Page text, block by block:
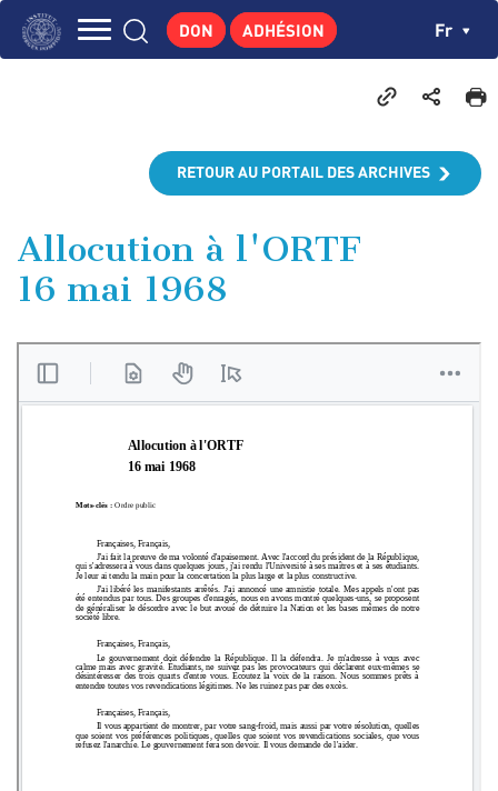
Aller
CENTRE DE RECHERCHES
PUBLICATIONS
ACTUALITÉS
ENSEIGNEMENT
DON ADHÉSION Fr
RETOUR AU PORTAIL DES ARCHIVES
Allocution à l'ORTF
16 mai 1968
Panneau de gestion des cookies